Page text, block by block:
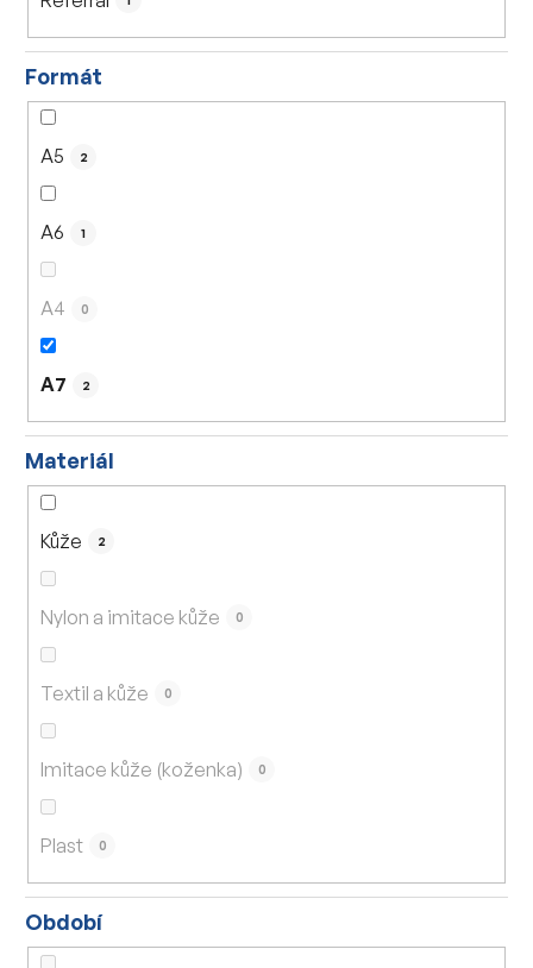
Formát
A5 2
A6 1
A4 0
A7 2
Materiál
Kůže 2
Nylon a imitace kůže 0
Textil a kůže 0
Imitace kůže (koženka) 0
Plast 0
Období